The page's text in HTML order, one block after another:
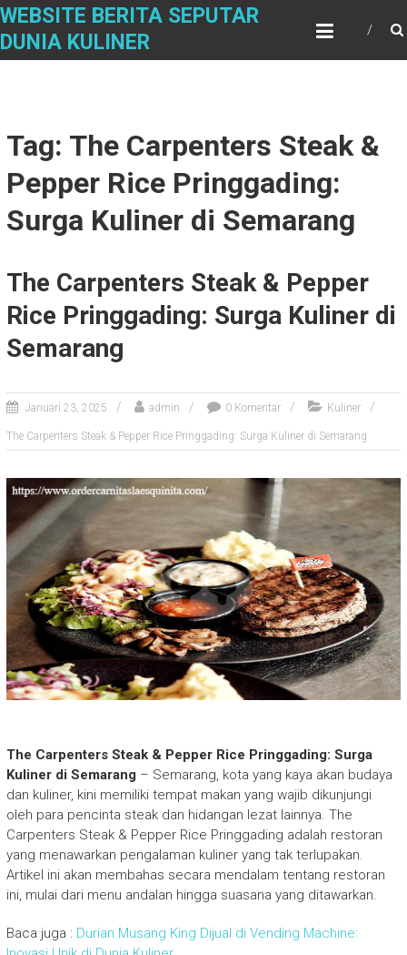
S
i
WEBSITE BERITA SEPUTAR
DUNIA KULINER
Tag: The Carpenters Steak &
Pepper Rice Pringgading:
Surga Kuliner di Semarang
The Carpenters Steak & Pepper
Rice Pringgading: Surga Kuliner di
Semarang
Januari 23, 2025 admin 0 Komentar Kuliner
The Carpenters Steak & Pepper Rice Pringgading: Surga Kuliner di Semarang
The Carpenters Steak & Pepper Rice Pringgading: Surga
Kuliner di Semarang – Semarang, kota yang kaya akan budaya
dan kuliner, kini memiliki tempat makan yang wajib dikunjungi
oleh para pencinta steak dan hidangan lezat lainnya. The
Carpenters Steak & Pepper Rice Pringgading adalah restoran
yang menawarkan pengalaman kuliner yang tak terlupakan.
Artikel ini akan membahas secara mendalam tentang restoran
ini, mulai dari menu andalan hingga suasana yang ditawarkan.
Baca juga : Durian Musang King Dijual di Vending Machine: